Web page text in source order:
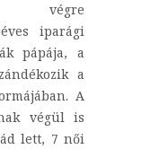
végre
iparági
pápája, a
a
A
végül is
lett, 7 női